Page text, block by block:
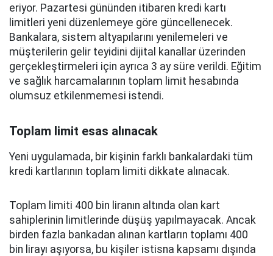
eriyor. Pazartesi gününden itibaren kredi kartı
limitleri yeni düzenlemeye göre güncellenecek.
Bankalara, sistem altyapılarını yenilemeleri ve
müşterilerin gelir teyidini dijital kanallar üzerinden
gerçekleştirmeleri için ayrıca 3 ay süre verildi. Eğitim
ve sağlık harcamalarının toplam limit hesabında
olumsuz etkilenmemesi istendi.
Toplam limit esas alınacak
Yeni uygulamada, bir kişinin farklı bankalardaki tüm
kredi kartlarının toplam limiti dikkate alınacak.
Toplam limiti 400 bin liranın altında olan kart
sahiplerinin limitlerinde düşüş yapılmayacak. Ancak
birden fazla bankadan alınan kartların toplamı 400
bin lirayı aşıyorsa, bu kişiler istisna kapsamı dışında